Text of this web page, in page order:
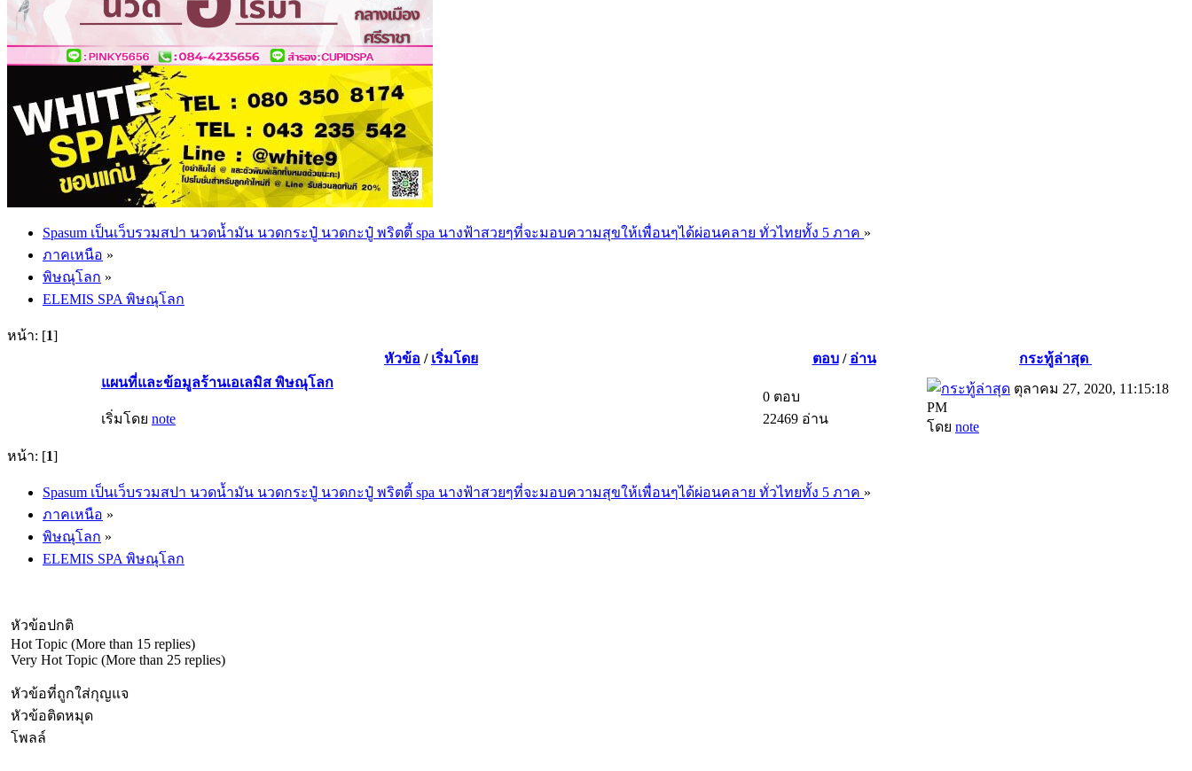
Spasum เป็นเว็บรวมสปา นวดน้ำมัน นวดกระปู๋ นวดกะปู๋ พริตตี้ spa นางฟ้าสวยๆที่จะมอบความสุขให้เพื่อนๆได้ผ่อนคลาย ทั่วไทยทั้ง 5 ภาค »
ภาคเหนือ »
พิษณุโลก »
ELEMIS SPA พิษณุโลก
หน้า: [1]
หัวข้อ / เริ่มโดย ตอบ/ อ่าน
กระทู้ล่าสุด
แผนที่และข้อมูลร้านเอเลมิส พิษณุโลก
เริ่มโดย note
0 ตอบ
22469 อ่าน
ตุลาคม 27, 2020, 11:15:18
PM
โดย note
หน้า: [1]
Spasum เป็นเว็บรวมสปา นวดน้ำมัน นวดกระปู๋ นวดกะปู๋ พริตตี้ spa นางฟ้าสวยๆที่จะมอบความสุขให้เพื่อนๆได้ผ่อนคลาย ทั่วไทยทั้ง 5 ภาค »
ภาคเหนือ »
พิษณุโลก »
ELEMIS SPA พิษณุโลก
หัวข้อปกติ
Hot Topic (More than 15 replies)
Very Hot Topic (More than 25 replies)
หัวข้อที่ถูกใส่กุญแจ
หัวข้อติดหมุด
โพลล์